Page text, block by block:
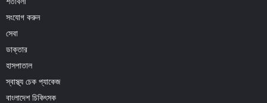
সংযোগ করুন
সেবা
ডাক্তার
হাসপাতাল
স্বাস্থ্য চেক প্যাকেজ
বাংলাদেশ চিকিৎসক